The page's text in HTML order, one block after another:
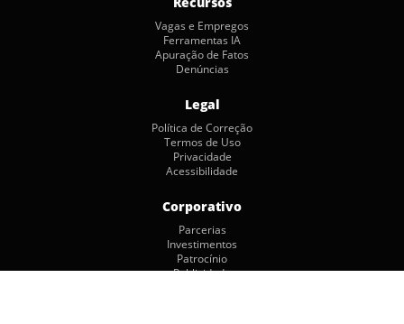
Vagas e Empregos
Ferramentas IA
Apuração de Fatos
Denúncias
Legal
Política de Correção
Termos de Uso
Privacidade
Acessibilidade
Corporativo
Parcerias
Investimentos
Patrocínio
Publicidade